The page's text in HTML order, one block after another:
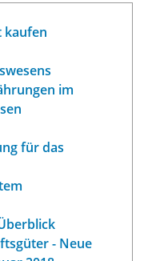
kaufen
im
für das
- Neue